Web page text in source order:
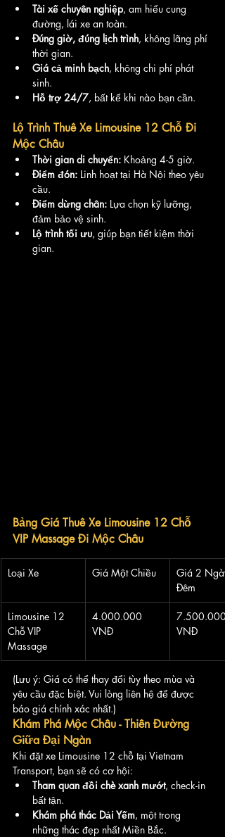
Tài xế chuyên nghiệp, am hiểu cung
đường, lái xe an toàn.
Đúng giờ, đúng lịch trình, không lãng phí
thời gian.
Giá cả minh bạch, không chi phí phát
sinh.
Hỗ trợ 24/7, bất kể khi nào bạn cần.
Lộ Trình Thuê Xe Limousine 12 Chỗ Đi
Mộc Châu
Thời gian di chuyển: Khoảng 4-5 giờ.
Điểm đón: Linh hoạt tại Hà Nội theo yêu
cầu.
Điểm dừng chân: Lựa chọn kỹ lưỡng,
đảm bảo vệ sinh.
Lộ trình tối ưu, giúp bạn tiết kiệm thời
gian.
Bảng Giá Thuê Xe Limousine 12 Chỗ
VIP Massage Đi Mộc Châu
Loại Xe Giá Một Chiều
Giá 2
Đêm
Limousine 12
Chỗ VIP
Massage
4.000.000
VNĐ
7.500.000
VNĐ
(Lưu ý: Giá có thể thay đổi tùy theo mùa và
yêu cầu đặc biệt. Vui lòng liên hệ để được
báo giá chính xác nhất.)
Khám Phá Mộc Châu - Thiên Đường
Giữa Đại Ngàn
Khi đặt xe Limousine 12 chỗ tại Vietnam
Transport, bạn sẽ có cơ hội:
Tham quan đồi chè xanh mướt, check-in
bất tận.
Khám phá thác Dải Yếm, một trong
những thác đẹp nhất Miền Bắc.